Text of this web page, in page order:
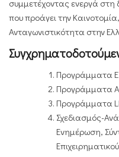
συμμετέχοντας ενεργά
που προάγει την
Ανταγωνιστικότητα στην
Προγράμματα
Προγράμματα
Προγράμματα
Σχεδιασμός-
Ενημέρωση,